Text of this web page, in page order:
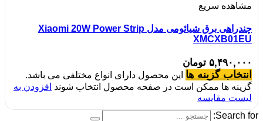
مشاهده سریع
چندراهی برق شیائومی مدل Xiaomi 20W Power Strip
XMCXB01EU
۵,۴۹۰,۰۰۰ تومان
انتخاب گزینه ها این محصول دارای انواع مختلفی می باشد.
گزینه ها ممکن است در صفحه محصول انتخاب شوند افزودن به
لیست مقایسه
Search for: